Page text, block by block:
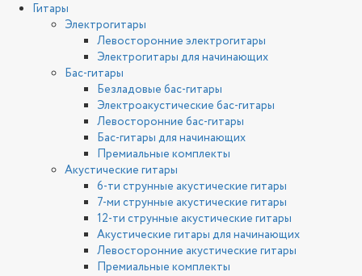
Гитары
Электрогитары
Левосторонние электрогитары
Электрогитары для начинающих
Бас-гитары
Безладовые бас-гитары
Электроакустические бас-гитары
Левосторонние бас-гитары
Бас-гитары для начинающих
Премиальные комплекты
Акустические гитары
6-ти струнные акустические гитары
7-ми струнные акустические гитары
12-ти струнные акустические гитары
Акустические гитары для начинающих
Левосторонние акустические гитары
Премиальные комплекты